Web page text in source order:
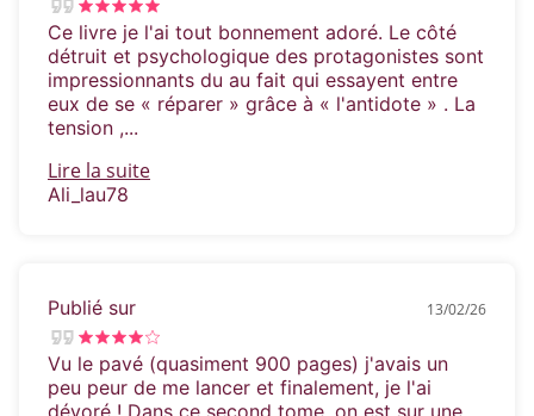
Réservé, calculateur et sauvagement cruel, il
se nourrit des faiblesses des autres.
Mais il est loin de se douter qu’il vient de
rencontrer son égal.
Zachary est peut-être prince… mais Farrow
Ce livre je l'ai tout bonnement adoré. Le côté
détruit et psychologique des protagonistes sont
impressionnants du au fait qui essayent entre
eux de se « réparer » grâce à « l'antidote » . La
tension ,...
Lire la suite
Ali_lau78
Publié sur 13/02/26
Vu le pavé (quasiment 900 pages) j'avais un
peu peur de me lancer et finalement, je l'ai
dévoré ! Dans ce second tome, on est sur une